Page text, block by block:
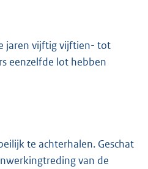
jaren vijftig vijftien- tot
eenzelfde lot hebben
te achterhalen. Geschat
van de